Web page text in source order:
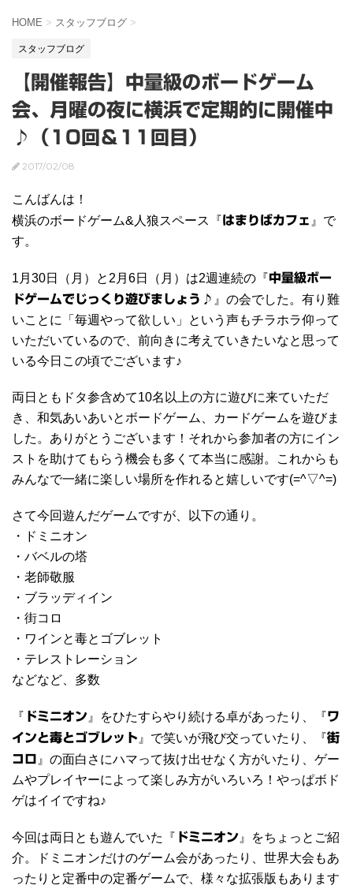
HOME > スタッフブログ >
スタッフブログ
【開催報告】中量級のボードゲーム
会、月曜の夜に横浜で定期的に開催中
♪（10回＆11回目）
2017/02/08
こんばんは！
横浜のボードゲーム&人狼スペース『はまりばカフェ 』で
す。
1月30日（月）と2月6日（月）は2週連続の『中量級ボー
ドゲームでじっくり遊びましょう♪ 』の会でした。有り難
いことに「毎週やって欲しい」という声もチラホラ仰って
いただいているので、前向きに考えていきたいなと思って
いる今日この頃でございます♪
両日ともドタ参含めて10名以上の方に遊びに来ていただ
き、和気あいあいとボードゲーム、カードゲームを遊びま
した。ありがとうございます！それから参加者の方にイン
ストを助けてもらう機会も多くて本当に感謝。これからも
みんなで一緒に楽しい場所を作れると嬉しいです(=^▽^=)
さて今回遊んだゲームですが、以下の通り。
・ドミニオン
・バベルの塔
・老師敬服
・ブラッディイン
・街コロ
・ワインと毒とゴブレット
・テレストレーション
などなど、多数
『 ドミニオン 』をひたすらやり続ける卓があったり、『ワ
インと毒とゴブレット 』で笑いが飛び交っていたり、『街
コロ 』の面白さにハマって抜け出せなく方がいたり、ゲー
ムやプレイヤーによって楽しみ方がいろいろ！やっぱボド
ゲはイイですね♪
今回は両日とも遊んでいた『 ドミニオン 』をちょっとご紹
介。ドミニオンだけのゲーム会があったり、世界大会もあ
ったりと定番中の定番ゲームで、様々な拡張版もあります